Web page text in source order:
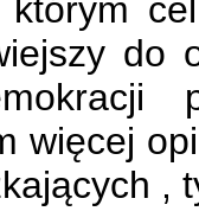
którym
do
więcej
,